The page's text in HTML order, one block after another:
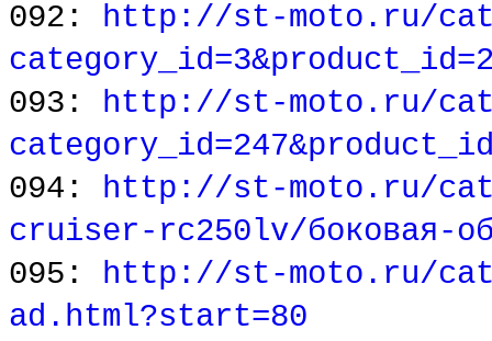
092: http://st-moto.ru/
093: http://st-moto.ru/
094: http://st-moto.ru/
cruiser-rc250lv/боковая-
095: http://st-moto.ru/
ad.html?start=80